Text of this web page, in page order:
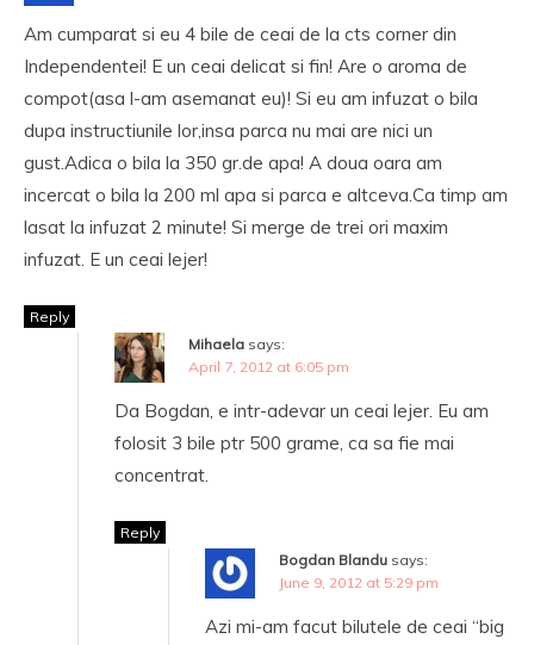
Am cumparat si eu 4 bile de ceai de la cts corner din
Independentei! E un ceai delicat si fin! Are o aroma de
compot(asa l-am asemanat eu)! Si eu am infuzat o bila
dupa instructiunile lor,insa parca nu mai are nici un
gust.Adica o bila la 350 gr.de apa! A doua oara am
incercat o bila la 200 ml apa si parca e altceva.Ca timp am
lasat la infuzat 2 minute! Si merge de trei ori maxim
infuzat. E un ceai lejer!
Reply
Mihaela says:
April 7, 2012 at 6:05 pm
Da Bogdan, e intr-adevar un ceai lejer. Eu am
folosit 3 bile ptr 500 grame, ca sa fie mai
concentrat.
Reply
Bogdan Blandu says:
June 9, 2012 at 5:29 pm
Azi mi-am facut bilutele de ceai “big